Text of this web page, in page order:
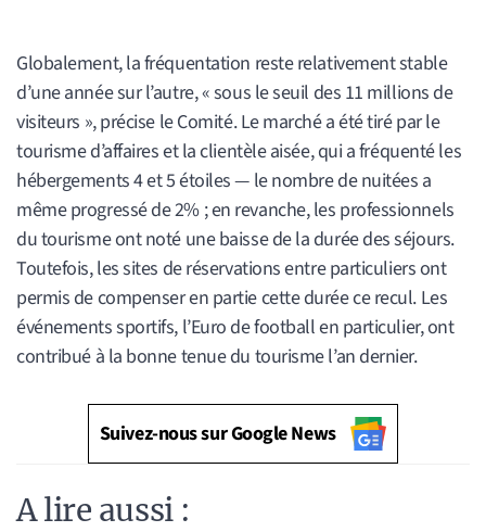
Globalement, la fréquentation reste relativement stable
d’une année sur l’autre, « sous le seuil des 11 millions de
visiteurs », précise le Comité. Le marché a été tiré par le
tourisme d’affaires et la clientèle aisée, qui a fréquenté les
hébergements 4 et 5 étoiles — le nombre de nuitées a
même progressé de 2% ; en revanche, les professionnels
du tourisme ont noté une baisse de la durée des séjours.
Toutefois, les sites de réservations entre particuliers ont
permis de compenser en partie cette durée ce recul. Les
événements sportifs, l’Euro de football en particulier, ont
contribué à la bonne tenue du tourisme l’an dernier.
Suivez-nous sur Google News
A lire aussi :